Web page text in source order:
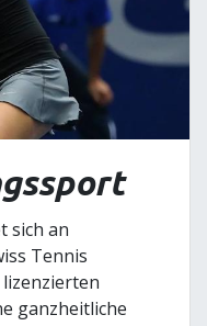
sich an
Tennis
ganzheitliche